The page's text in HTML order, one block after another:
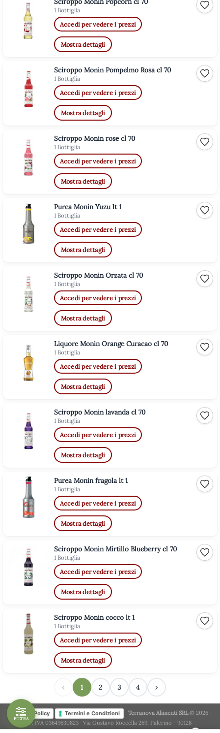
FILTRA
1 Bottiglia
Accedi per vedere i prezzi
Mostra dettagli
Sciroppo Monin Pompelmo Rosa cl 70
1 Bottiglia
Accedi per vedere i prezzi
Mostra dettagli
Sciroppo Monin rose cl 70
1 Bottiglia
Accedi per vedere i prezzi
Mostra dettagli
Purea Monin Yuzu lt 1
1 Bottiglia
Accedi per vedere i prezzi
Mostra dettagli
Sciroppo Monin Orzata cl 70
1 Bottiglia
Accedi per vedere i prezzi
Mostra dettagli
Liquore Monin Orange Curacao cl 70
1 Bottiglia
Accedi per vedere i prezzi
Mostra dettagli
Sciroppo Monin lavanda cl 70
1 Bottiglia
Accedi per vedere i prezzi
Mostra dettagli
Purea Monin fragola lt 1
1 Bottiglia
Accedi per vedere i prezzi
Mostra dettagli
Sciroppo Monin Mirtillo Blueberry cl 70
1 Bottiglia
Accedi per vedere i prezzi
Mostra dettagli
Sciroppo Monin cocco lt 1
1 Bottiglia
Accedi per vedere i prezzi
Mostra dettagli
‹ 1 2 3 4 ›
Privacy Policy Termini e Condizioni · Terranova Alimenti SRL© 2026 ·
P. IVA 03649630823 · Via Gustavo Roccella 269, Palermo - 90128